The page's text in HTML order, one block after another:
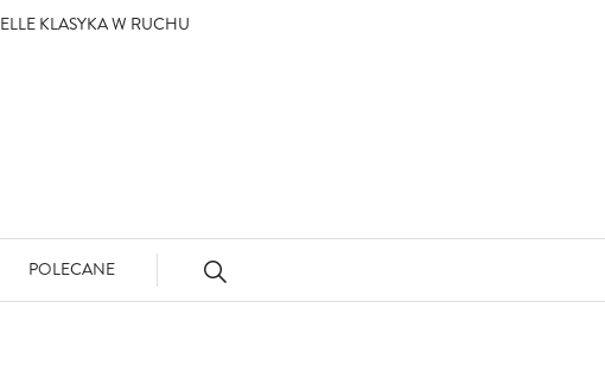
ELLE KLASYKA W RUCHU
POLECANE